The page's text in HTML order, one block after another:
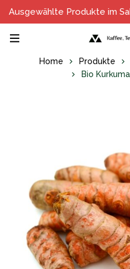
Ausgewählte Produkte im
Home Produkte
Bio